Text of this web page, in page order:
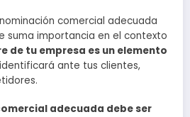
comercial adecuada
suma importancia en el contexto
de tu empresa es un elemento
ante tus clientes,
adecuada debe ser